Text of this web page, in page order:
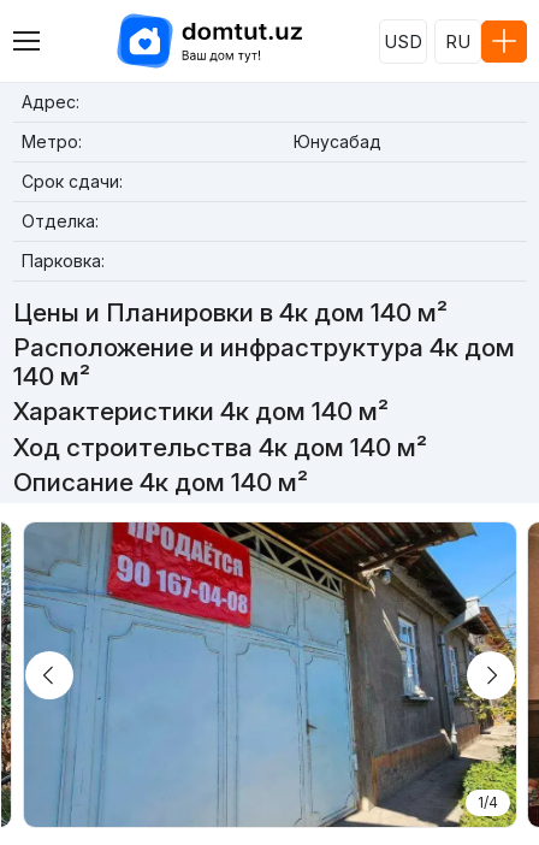
USD RU
Адрес:
Метро:
Юнусабад
Срок сдачи:
Отделка:
Парковка:
Цены и Планировки в 4к дом 140 м²
Расположение и инфраструктура 4к дом
140 м²
Характеристики 4к дом 140 м²
Ход строительства 4к дом 140 м²
Описание 4к дом 140 м²
1/4